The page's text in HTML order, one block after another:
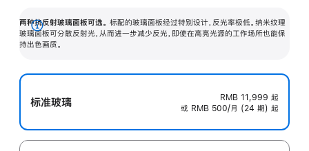
两种抗反射玻璃面板可选。 标配的玻璃面板经过特别设计，反光率极低。纳米纹理
玻璃面板可分散反射光，从而进一步减少反光，即使在高亮光源的工作场所也能保
持出色画质。
展
开
标准玻璃 RMB 11,999 起
或 RMB 500/月 (24 期) 起